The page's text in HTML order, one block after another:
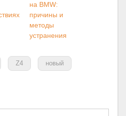
на BMW:
причины и
методы
устранения
Z4 новый